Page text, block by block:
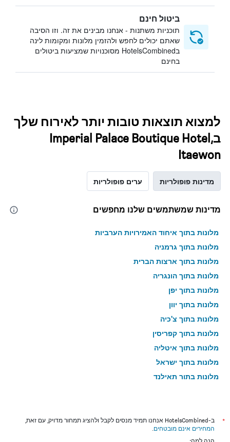
ביטול חינם
תוכניות משתנות - אנחנו מבינים את זה. וזו הסיבה
שאתם יכולים לחפש ולהזמין מלונות ומקומות לינה
בHotelsCombined מסוכנויות שמציעות ביטולים
בחינם
למצוא תוצאות טובות יותר לאירוח שלך
בImperial Palace Boutique Hotel,
Itaewon
מדינות פופולריות ערים פופולריות
מדינות שמשתמשים שלנו מחפשים
מלונות בתוך איחוד האמירויות הערביות
מלונות בתוך גרמניה
מלונות בתוך ארצות הברית
מלונות בתוך הונגריה
מלונות בתוך יפן
מלונות בתוך יוון
מלונות בתוך צ'כיה
מלונות בתוך קפריסין
מלונות בתוך איטליה
מלונות בתוך ישראל
מלונות בתוך תאילנד
*
ב-HotelsCombined אנחנו תמיד מנסים לקבל ולהציג תמחור מדויק, עם זאת,
המחירים אינם מובטחים.